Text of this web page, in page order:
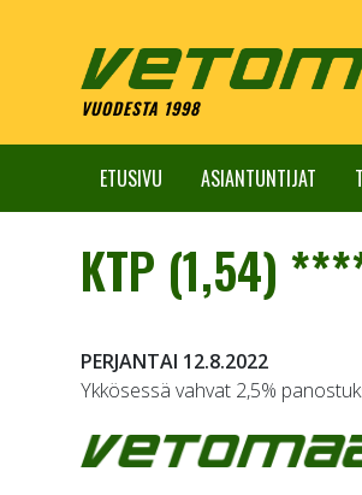
VUODESTA 1998
ETUSIVU ASIANTUNTIJAT
KTP (1,54)
PERJANTAI 12.8.2022
Ykkösessä vahvat 2,5%